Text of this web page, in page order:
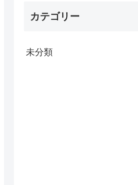
カテゴリー
未分類